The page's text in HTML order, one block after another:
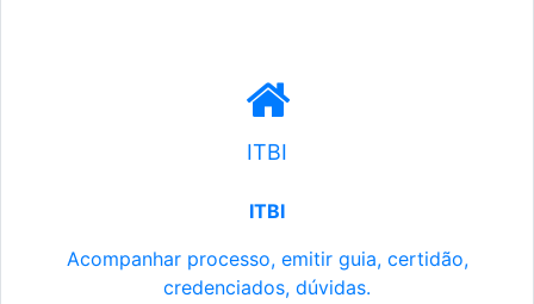
ITBI
ITBI
Acompanhar processo, emitir guia, certidão,
credenciados, dúvidas.